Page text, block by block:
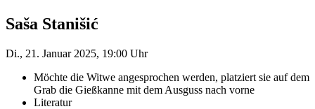
Saša Stanišić
Di., 21. Januar 2025, 19:00 Uhr
Möchte die Witwe angesprochen werden, platziert sie auf dem
Grab die Gießkanne mit dem Ausguss nach vorne
Literatur